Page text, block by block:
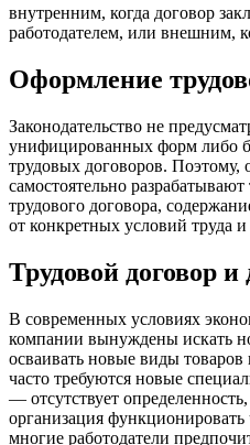
внутренним, когда договор
работодателем, или внешним,
Оформление
Законодательство не
унифицированных форм либо
трудовых договоров. Поэтому,
самостоятельно
трудового договора,
от конкретных условий труда
Трудовой договор
В современных условиях
компании вынуждены искать
осваивать новые виды
часто требуются новые
— отсутствует
организация функционировать
многие работодатели